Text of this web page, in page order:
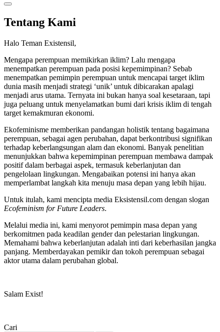
Tentang Kami
Halo Teman Existensil,
Mengapa perempuan memikirkan iklim? Lalu mengapa
menempatkan perempuan pada posisi kepemimpinan? Sebab
menempatkan pemimpin perempuan untuk mencapai target iklim
dunia masih menjadi strategi ‘unik’ untuk dibicarakan apalagi
menjadi arus utama. Ternyata ini bukan hanya soal kesetaraan, tapi
juga peluang untuk menyelamatkan bumi dari krisis iklim di tengah
target kemakmuran ekonomi.
Ekofeminisme memberikan pandangan holistik tentang bagaimana
perempuan, sebagai agen perubahan, dapat berkontribusi signifikan
terhadap keberlangsungan alam dan ekonomi. Banyak penelitian
menunjukkan bahwa kepemimpinan perempuan membawa dampak
positif dalam berbagai aspek, termasuk keberlanjutan dan
pengelolaan lingkungan. Mengabaikan potensi ini hanya akan
memperlambat langkah kita menuju masa depan yang lebih hijau.
Untuk itulah, kami mencipta media Eksistensil.com dengan slogan
Ecofeminism for Future Leaders.
Melalui media ini, kami menyorot pemimpin masa depan yang
berkomitmen pada keadilan gender dan pelestarian lingkungan.
Memahami bahwa keberlanjutan adalah inti dari keberhasilan jangka
panjang. Memberdayakan pemikir dan tokoh perempuan sebagai
aktor utama dalam perubahan global.
Salam Exist!
Cari